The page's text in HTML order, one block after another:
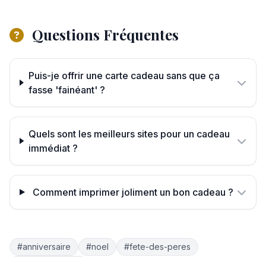
Questions Fréquentes
Puis-je offrir une carte cadeau sans que ça
fasse 'fainéant' ?
Quels sont les meilleurs sites pour un cadeau
immédiat ?
Comment imprimer joliment un bon cadeau ?
#anniversaire #noel
#fete-des-peres